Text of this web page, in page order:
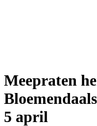
Meepraten
5 april